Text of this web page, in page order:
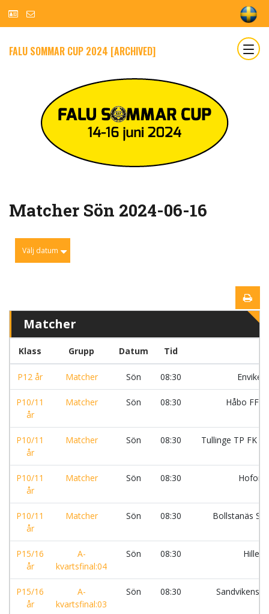
FALU SOMMAR CUP 2024 [ARCHIVED]
Matcher Sön 2024-06-16
Välj datum
Matcher
Klass Grupp Datum Tid
P12 år Matcher Sön 08:30
P10/11
år
Matcher Sön 08:30 Håbo
P10/11
år
Matcher Sön 08:30 Tullinge TP FK
P10/11
år
Matcher Sön 08:30 Hofors
P10/11
år
Matcher Sön 08:30 Bollstanäs
P15/16
år
A-
kvartsfinal:04
Sön 08:30 Hille
P15/16
år
A-
kvartsfinal:03
Sön 08:30 Sandvikens